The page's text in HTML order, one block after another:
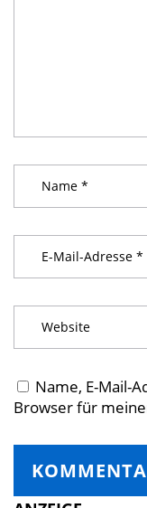
Name, E-Mail-
Browser für